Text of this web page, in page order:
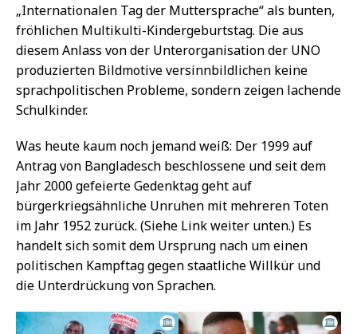
„Internationalen Tag der Muttersprache“ als bunten,
fröhlichen Multikulti-Kindergeburtstag. Die aus
diesem Anlass von der Unterorganisation der UNO
produzierten Bildmotive versinnbildlichen keine
sprachpolitischen Probleme, sondern zeigen lachende
Schulkinder.
Was heute kaum noch jemand weiß: Der 1999 auf
Antrag von Bangladesch beschlossene und seit dem
Jahr 2000 gefeierte Gedenktag geht auf
bürgerkriegsähnliche Unruhen mit mehreren Toten
im Jahr 1952 zurück. (Siehe Link weiter unten.) Es
handelt sich somit dem Ursprung nach um einen
politischen Kampftag gegen staatliche Willkür und
die Unterdrückung von Sprachen.